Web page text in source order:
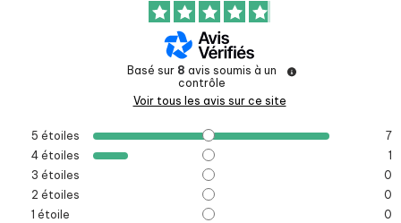
Basé sur 8 avis soumis à un
contrôle
Voir tous les avis sur ce site
5 étoiles
7
4 étoiles
1
3 étoiles
0
2 étoiles
0
1 étoile 0